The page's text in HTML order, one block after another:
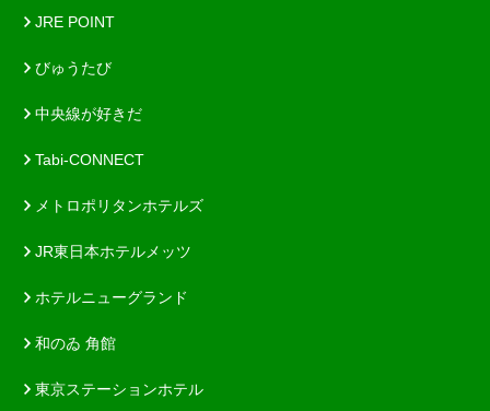
JRE POINT
びゅうたび
中央線が好きだ
Tabi-CONNECT
メトロポリタンホテルズ
JR東日本ホテルメッツ
ホテルニューグランド
和のゐ 角館
東京ステーションホテル